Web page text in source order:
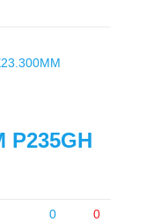
P235GH
0 0